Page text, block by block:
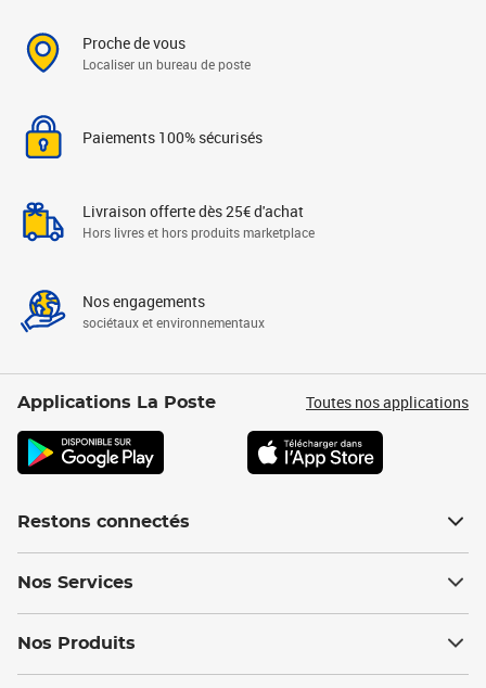
Proche de vous
Localiser un bureau de poste
Paiements 100% sécurisés
Livraison offerte dès 25€ d'achat
Hors livres et hors produits marketplace
Nos engagements
sociétaux et environnementaux
Applications La Poste Toutes nos applications
Restons connectés
Nos Services
Nos Produits